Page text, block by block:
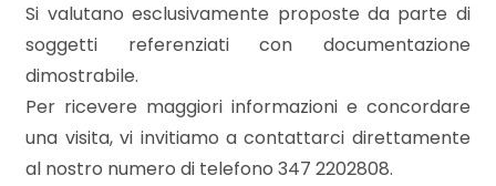
Si valutano esclusivamente proposte da parte di
soggetti referenziati con documentazione
dimostrabile.
Per ricevere maggiori informazioni e concordare
una visita, vi invitiamo a contattarci direttamente
al nostro numero di telefono 347 2202808.
5
5+
Bagni